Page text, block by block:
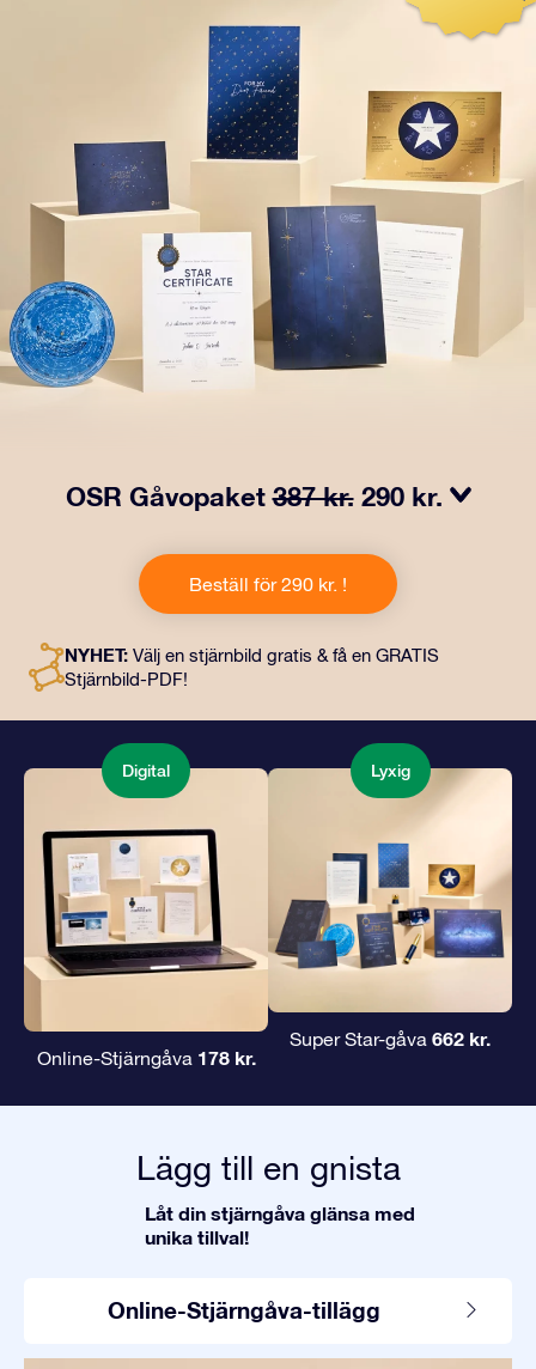
OSR Gåvopaket387 kr. 290 kr.
gåva ingår ett vackert kuvert och personliga dokument
som skickas till en adress som du väljer, samt digitala
dokument och fri användning av våra appar. Det är ett
kära.
Beställ för 290 kr. !
NYHET: Välj en stjärnbild gratis & få en GRATIS
Stjärnbild-PDF!
Digital
Online-Stjärngåva 178 kr.
Lyxig
Super Star-gåva 662 kr.
Lägg till en gnista
Låt din stjärngåva glänsa med
unika tillval!
Online-Stjärngåva-tillägg